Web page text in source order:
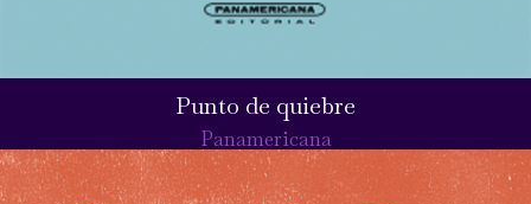
Punto de quiebre
Panamericana